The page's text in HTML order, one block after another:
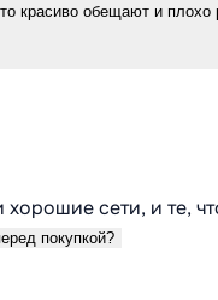
красиво обещают и плохо
сети, и те,
покупкой?